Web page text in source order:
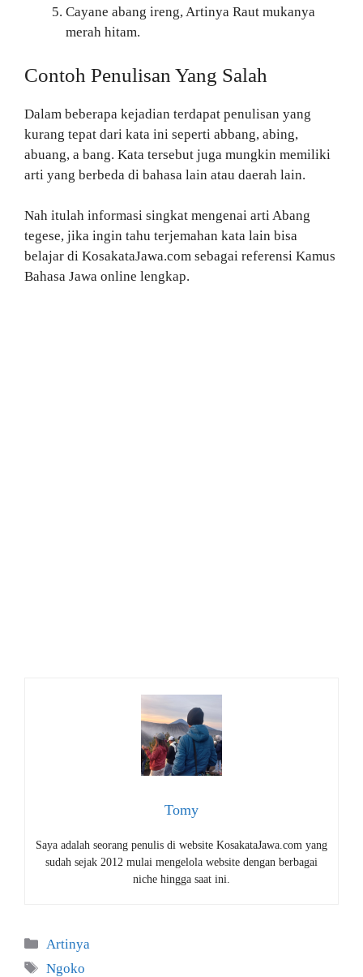
Cayane abang ireng, Artinya Raut mukanya
merah hitam.
Contoh Penulisan Yang Salah
Dalam beberapa kejadian terdapat penulisan yang
kurang tepat dari kata ini seperti abbang, abing,
abuang, a bang. Kata tersebut juga mungkin memiliki
arti yang berbeda di bahasa lain atau daerah lain.
Nah itulah informasi singkat mengenai arti Abang
tegese, jika ingin tahu terjemahan kata lain bisa
belajar di KosakataJawa.com sebagai referensi Kamus
Bahasa Jawa online lengkap.
Tomy
Saya adalah seorang penulis di website KosakataJawa.com yang
sudah sejak 2012 mulai mengelola website dengan berbagai
niche hingga saat ini.
Kategori
Artinya
Tag
Ngoko